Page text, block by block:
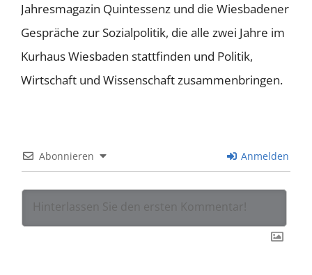
Jahresmagazin Quintessenz und die Wiesbadener
Gespräche zur Sozialpolitik, die alle zwei Jahre im
Kurhaus Wiesbaden stattfinden und Politik,
Wirtschaft und Wissenschaft zusammenbringen.
Abonnieren Anmelden